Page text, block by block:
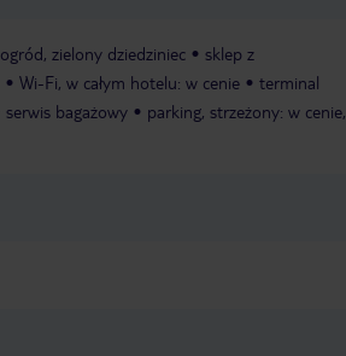
ogród, zielony dziedziniec
sklep z
Wi-Fi, w całym hotelu: w cenie
terminal
serwis bagażowy
parking, strzeżony: w cenie,